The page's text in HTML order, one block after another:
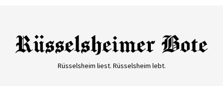
Rüsselsheim liest. Rüsselsheim lebt.